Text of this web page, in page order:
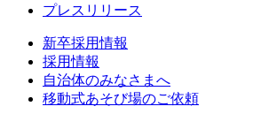
プレスリリース
新卒採用情報
採用情報
自治体のみなさまへ
移動式あそび場のご依頼